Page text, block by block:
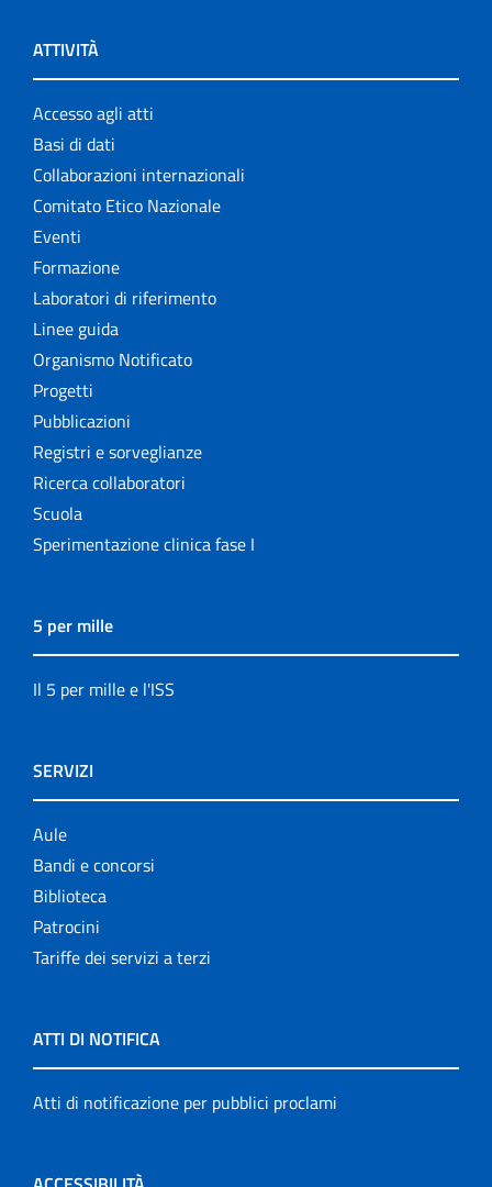
ATTIVITÀ
Accesso agli atti
Basi di dati
Collaborazioni internazionali
Comitato Etico Nazionale
Eventi
Formazione
Laboratori di riferimento
Linee guida
Organismo Notificato
Progetti
Pubblicazioni
Registri e sorveglianze
Ricerca collaboratori
Scuola
Sperimentazione clinica fase I
5 per mille
Il 5 per mille e l'ISS
SERVIZI
Aule
Bandi e concorsi
Biblioteca
Patrocini
Tariffe dei servizi a terzi
ATTI DI NOTIFICA
Atti di notificazione per pubblici proclami